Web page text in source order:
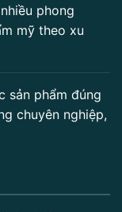
phong
mỹ theo xu
sản phẩm đúng
chuyên nghiệp,